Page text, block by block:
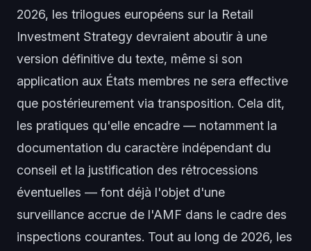
2026, les trilogues européens sur la Retail
Investment Strategy devraient aboutir à une
version définitive du texte, même si son
application aux États membres ne sera effective
que postérieurement via transposition. Cela dit,
les pratiques qu'elle encadre — notamment la
documentation du caractère indépendant du
conseil et la justification des rétrocessions
éventuelles — font déjà l'objet d'une
surveillance accrue de l'AMF dans le cadre des
inspections courantes. Tout au long de 2026, les